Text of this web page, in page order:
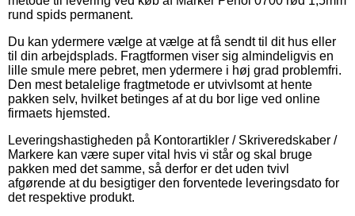
rund spids permanent.
Du kan ydermere vælge at vælge at få sendt til dit hus eller
til din arbejdsplads. Fragtformen viser sig almindeligvis en
lille smule mere pebret, men ydermere i høj grad problemfri.
Den mest betalelige fragtmetode er utvivlsomt at hente
pakken selv, hvilket betinges af at du bor lige ved online
firmaets hjemsted.
Leveringshastigheden på Kontorartikler / Skriveredskaber /
Markere kan være super vital hvis vi står og skal bruge
pakken med det samme, så derfor er det uden tvivl
afgørende at du besigtiger den forventede leveringsdato for
det respektive produkt.